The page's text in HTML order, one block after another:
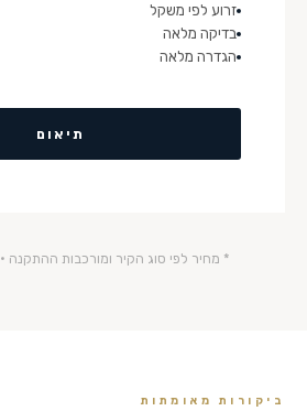
זרוע לפי משקל
בדיקה מלאה
הגדרה מלאה
תיאום
* מחיר לפי סוג הקיר ומורכבות ההתקנה ·
ביקורות מאומתות